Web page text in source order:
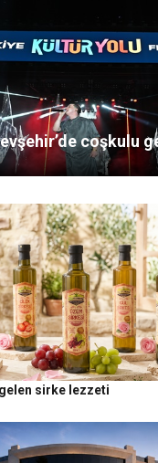
coşkulu
gelen sirke lezzeti